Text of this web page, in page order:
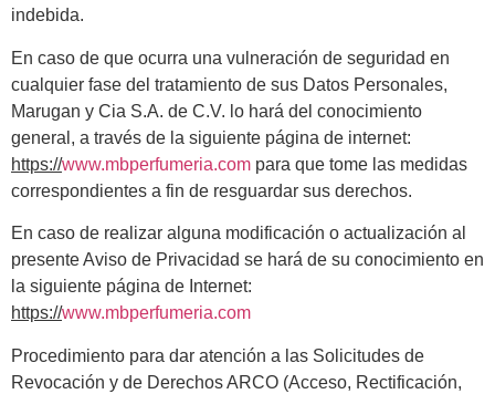
indebida.
En caso de que ocurra una vulneración de seguridad en
cualquier fase del tratamiento de sus Datos Personales,
Marugan y Cia S.A. de C.V. lo hará del conocimiento
general, a través de la siguiente página de internet:
https://www.mbperfumeria.com para que tome las medidas
correspondientes a fin de resguardar sus derechos.
En caso de realizar alguna modificación o actualización al
presente Aviso de Privacidad se hará de su conocimiento en
la siguiente página de Internet:
https://www.mbperfumeria.com
Procedimiento para dar atención a las Solicitudes de
Revocación y de Derechos ARCO (Acceso, Rectificación,